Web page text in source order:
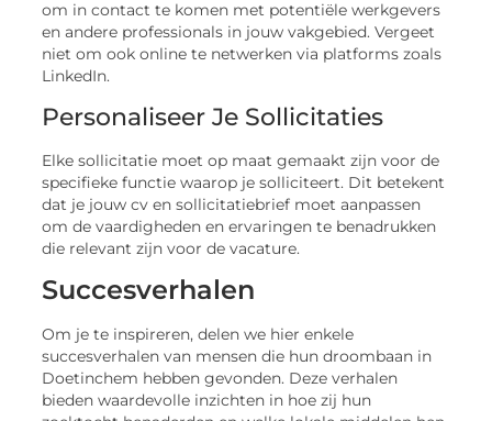
om in contact te komen met potentiële werkgevers
en andere professionals in jouw vakgebied. Vergeet
niet om ook online te netwerken via platforms zoals
LinkedIn.
Personaliseer Je Sollicitaties
Elke sollicitatie moet op maat gemaakt zijn voor de
specifieke functie waarop je solliciteert. Dit betekent
dat je jouw cv en sollicitatiebrief moet aanpassen
om de vaardigheden en ervaringen te benadrukken
die relevant zijn voor de vacature.
Succesverhalen
Om je te inspireren, delen we hier enkele
succesverhalen van mensen die hun droombaan in
Doetinchem hebben gevonden. Deze verhalen
bieden waardevolle inzichten in hoe zij hun